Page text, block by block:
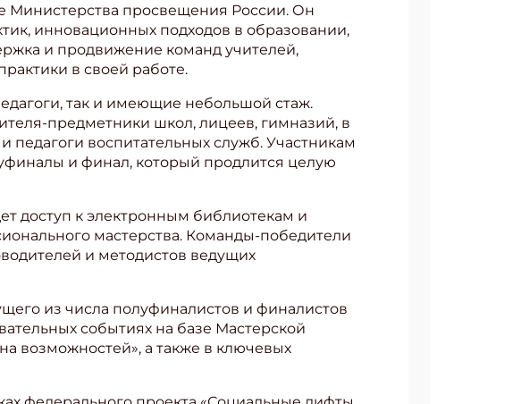
Министерства просвещения России. Он
инновационных подходов в образовании,
и продвижение команд учителей,
в своей работе.
так и имеющие небольшой стаж.
предметники школ, лицеев, гимназий, в
педагоги воспитательных служб. Участникам
и финал, который продлится целую
доступ к электронным библиотекам и
мастерства. Команды-победители
и методистов ведущих
из числа полуфиналистов и финалистов
событиях на базе Мастерской
возможностей», а также в ключевых
ПОДПИСАТЬСЯ